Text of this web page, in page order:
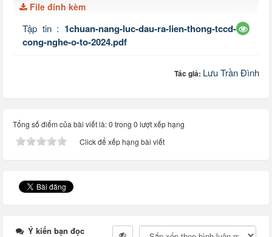
File đính kèm
Tập tin : 1chuan-nang-luc-dau-ra-lien-thong-tccd-
cong-nghe-o-to-2024.pdf
Tác giả: Lưu Trần Đình
Tổng số điểm của bài viết là: 0 trong 0 lượt xếp hạng
Click để xếp hạng bài viết
Ý kiến bạn đọc